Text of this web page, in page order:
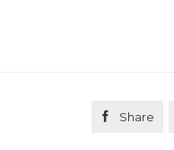
 Share